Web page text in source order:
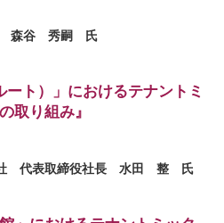
森谷 秀嗣 氏
ート）」におけるテナントミ
取り組み』
社 代表取締役社長 水田 整 氏